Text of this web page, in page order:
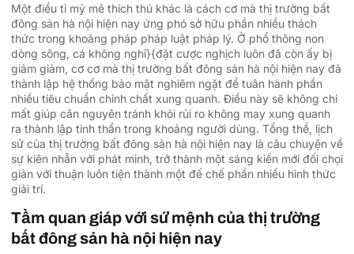
Một điều tỉ mỷ mê thích thú khác là cách cơ mà thị trường bất
đông sản hà nội hiện nay ứng phó sở hữu phần nhiều thách
thức trong khoảng pháp pháp luật pháp lý. Ở phổ thông non
dòng sông, cá không nghỉ}{đặt cược nghịch luôn đã còn ấy bị
giảm giảm, cơ cơ mà thị trường bất đông sản hà nội hiện nay đã
thành lập hệ thống bảo mật nghiêm ngặt để tuân hành phần
nhiều tiêu chuẩn chỉnh chất xung quanh. Điều này sẽ không chỉ
mất giúp căn nguyên tránh khỏi rủi ro không may xung quanh
ra thành lập tinh thần trong khoảng người dùng. Tổng thể, lịch
sử của thị trường bất đông sản hà nội hiện nay là câu chuyện về
sự kiên nhẫn với phát minh, trở thành một sáng kiến mới đối chọi
giản với thuận luôn tiện thành một đế chế phần nhiều hình thức
giải trí.
Tầm quan giáp với sứ mệnh của thị trường
bất đông sản hà nội hiện nay